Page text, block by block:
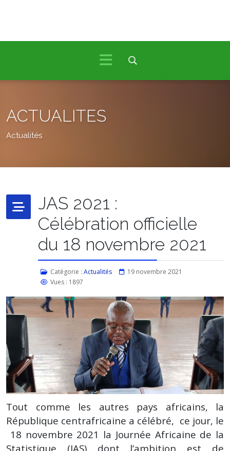
ACTUALITES
Actualités
JAS 2021 :
Célébration officielle
du 18 novembre 2021
Catégorie : Actualités
19 novembre 2021
Vues : 1897
Tout comme les autres pays africains, la
République centrafricaine a célébré, ce jour, le
18 novembre 2021 la Journée Africaine de la
Statistique (JAS) dont l’ambition est de